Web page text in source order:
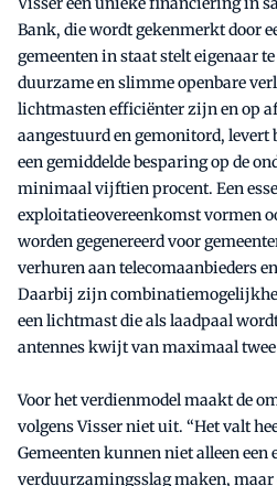
Bank, die wordt gekenmerkt door
gemeenten in staat stelt eigenaar
duurzame en slimme openbare
lichtmasten efficiënter zijn en op
aangestuurd en gemonitord, levert
een gemiddelde besparing op de
minimaal vijftien procent. Een
exploitatieovereenkomst vormen
worden gegenereerd voor
verhuren aan telecomaanbieders
Daarbij zijn
een lichtmast die als laadpaal
antennes kwijt van maximaal
Voor het verdienmodel maakt de
volgens Visser niet uit. “Het valt
Gemeenten kunnen niet alleen een
verduurzamingsslag maken, maar